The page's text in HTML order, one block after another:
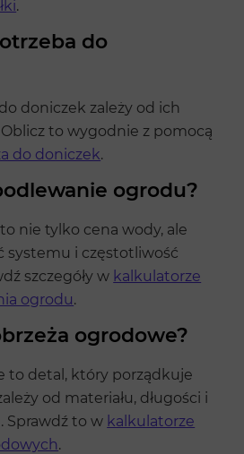
.
do
doniczek zależy od ich
to wygodnie z pomocą
do doniczek.
ogrodu?
nie tylko cena wody, ale
systemu i częstotliwość
szczegóły w kalkulatorze
ogrodu.
ogrodowe?
to detal, który porządkuje
od materiału, długości i
Sprawdź to w kalkulatorze
.